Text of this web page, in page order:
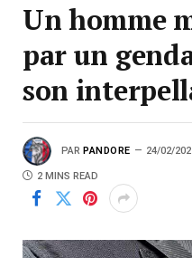
Un homme
par un
son
PAR PANDORE 24/02/
2 MINS READ